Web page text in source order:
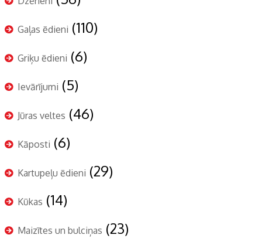
Gaļas ēdieni (110)
Griķu ēdieni (6)
Ievārījumi (5)
Jūras veltes (46)
Kāposti (6)
Kartupeļu ēdieni (29)
Kūkas (14)
Maizītes un bulciņas (23)